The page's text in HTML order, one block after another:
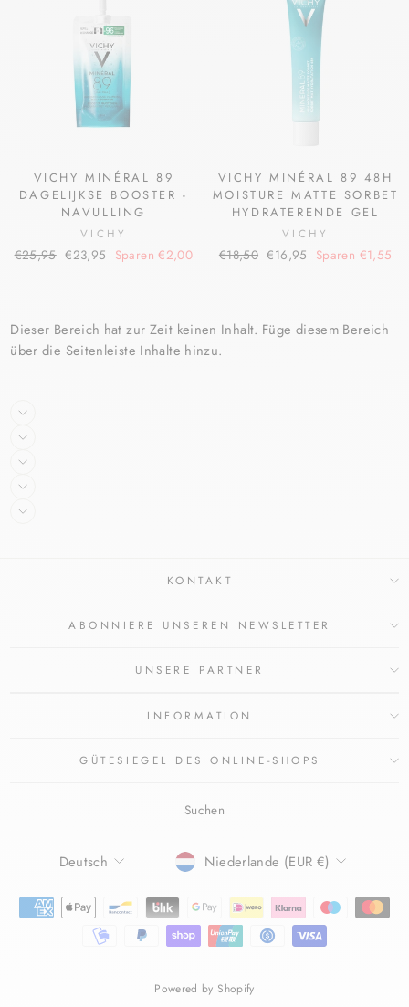
VICHY MINÉRAL 89
DAGELIJKSE BOOSTER -
NAVULLING
VICHY
Normaler
€25,95 Sonderpreis
€23,95 Sparen €2,00
VICHY MINÉRAL 89 48H
MOISTURE MATTE SORBET
HYDRATERENDE GEL
VICHY
Normaler
€18,50 Sonderpreis
€16,95 Sparen €1,55
Dieser Bereich hat zur Zeit keinen Inhalt. Füge diesem Bereich
über die Seitenleiste Inhalte hinzu.
KONTAKT
ABONNIERE UNSEREN NEWSLETTER
UNSERE PARTNER
INFORMATION
GÜTESIEGEL DES ONLINE-SHOPS
Suchen
SPRACHE
Deutsch WÄHRUNG
Niederlande (EUR €)
Powered by Shopify